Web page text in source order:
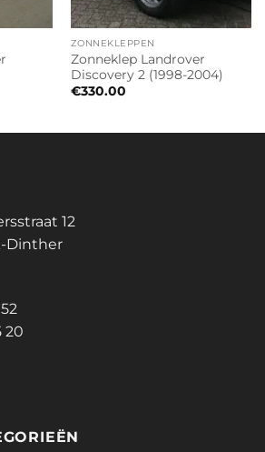
ZONNEKLEPPEN
Zonneklep Landrover
Discovery 2 (1998-2004)
€330.00
12
Dinther
20